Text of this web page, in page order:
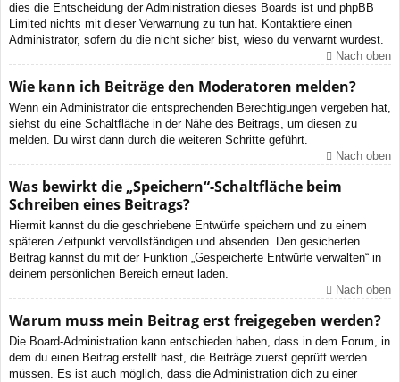
dies die Entscheidung der Administration dieses Boards ist und phpBB
Limited nichts mit dieser Verwarnung zu tun hat. Kontaktiere einen
Administrator, sofern du die nicht sicher bist, wieso du verwarnt wurdest.
Nach oben
Wie kann ich Beiträge den Moderatoren melden?
Wenn ein Administrator die entsprechenden Berechtigungen vergeben hat,
siehst du eine Schaltfläche in der Nähe des Beitrags, um diesen zu
melden. Du wirst dann durch die weiteren Schritte geführt.
Nach oben
Was bewirkt die „Speichern“-Schaltfläche beim
Schreiben eines Beitrags?
Hiermit kannst du die geschriebene Entwürfe speichern und zu einem
späteren Zeitpunkt vervollständigen und absenden. Den gesicherten
Beitrag kannst du mit der Funktion „Gespeicherte Entwürfe verwalten“ in
deinem persönlichen Bereich erneut laden.
Nach oben
Warum muss mein Beitrag erst freigegeben werden?
Die Board-Administration kann entschieden haben, dass in dem Forum, in
dem du einen Beitrag erstellt hast, die Beiträge zuerst geprüft werden
müssen. Es ist auch möglich, dass die Administration dich zu einer